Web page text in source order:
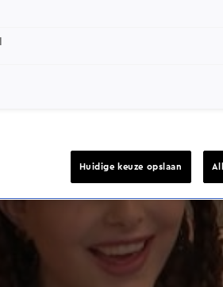
Huidige keuze opslaan